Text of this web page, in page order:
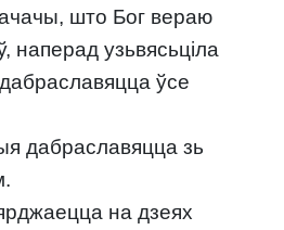
што Бог вераю
наперад узьвясьціла
ўсе
дабраславяцца зь
на дзеях